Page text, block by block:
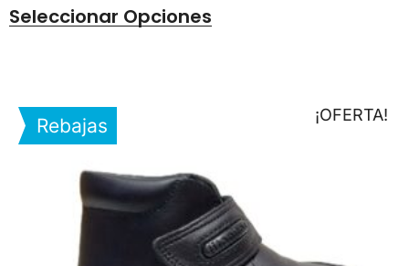
Seleccionar Opciones
Rebajas ¡OFERTA!